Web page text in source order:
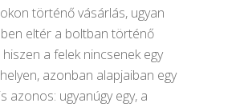
történő vásárlás, ugyan
eltér a boltban történő
a felek nincsenek egy
azonban alapjaiban egy
azonos: ugyanúgy egy, a